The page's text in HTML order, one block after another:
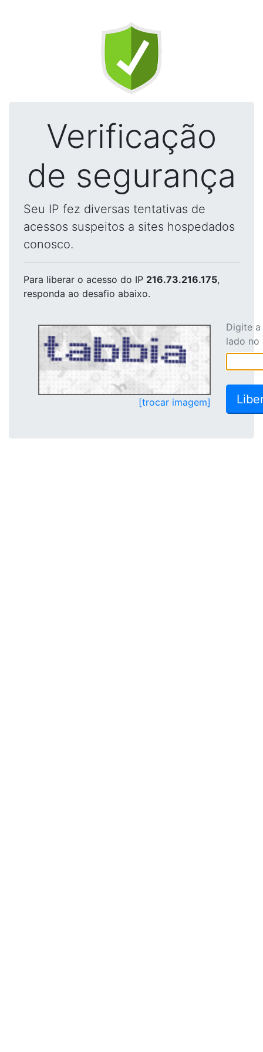
Verificação
de segurança
Seu IP fez diversas tentativas de
acessos suspeitos a sites hospedados
conosco.
Para liberar o acesso do IP 216.73.216.175,
responda ao desafio abaixo.
[trocar imagem]
Digite
lado no